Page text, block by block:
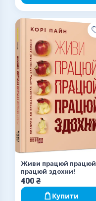
Живи працюй працюй
працюй здохни!
400 ₴
Купити